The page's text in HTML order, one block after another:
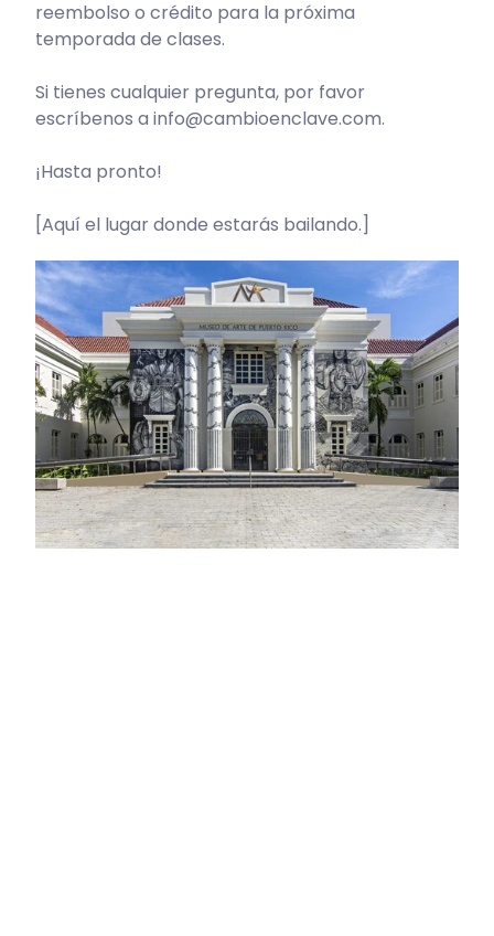
reembolso o crédito para la próxima
temporada de clases.
Si tienes cualquier pregunta, por favor
escríbenos a info@cambioenclave.com.
¡Hasta pronto!
[Aquí el lugar donde estarás bailando.]